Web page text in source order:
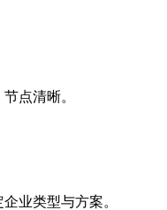
点清晰。
业类型与方案。